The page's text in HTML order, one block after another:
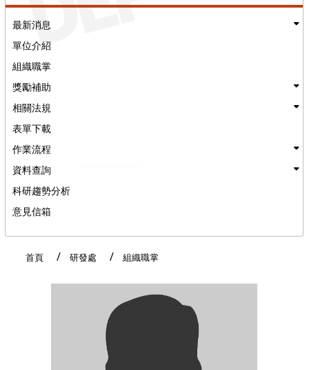
最新消息
單位介紹
組織職掌
獎勵補助
相關法規
表單下載
作業流程
資料查詢
科研趨勢分析
意見信箱
首頁 研發處 組織職掌